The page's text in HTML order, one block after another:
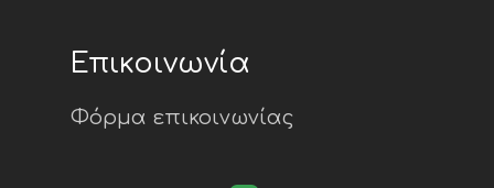
Επικοινωνία
Φόρμα επικοινωνίας